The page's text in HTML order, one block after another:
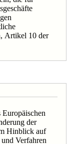
Artikel 10 der
der
Verfahren